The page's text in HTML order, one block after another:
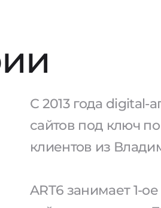
С 2013 года digital-
сайтов под ключ
клиентов из
ART6 занимает 1-